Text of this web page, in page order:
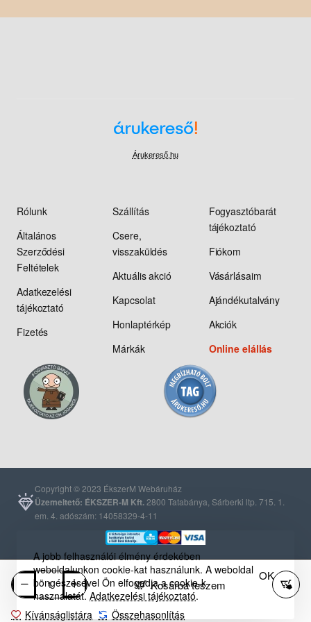
A jobb felhasználói élmény érdekében
weboldalunkon cookie-kat használunk. A weboldal
böngészésével Ön elfogadja a cookie-k
használatát. Adatkezelési tájékoztató.
OK
Kosárba teszem
Kívánságlistára Összehasonlítás
Árukereső.hu
Rólunk
Általános
Szerződési
Feltételek
Adatkezelési
tájékoztató
Fizetés
Szállítás
Csere,
visszaküldés
Aktuális akció
Kapcsolat
Honlaptérkép
Márkák
Fogyasztóbarát
tájékoztató
Fiókom
Vásárlásaim
Ajándékutalvány
Akciók
Online elállás
Copyright © 2023 ÉkszerM Webáruház
Üzemeltető: ÉKSZER-M Kft.2800 Tatabánya, Sárberki ltp. 715. 1.
em. 4. adószám: 14058329-4-11